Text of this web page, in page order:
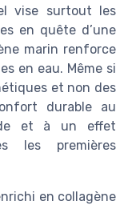
vise surtout les
en quête d’une
marin renforce
en eau. Même si
et non des
durable au
et à un effet
les premières
en collagène